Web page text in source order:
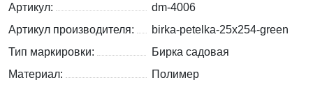
Артикул:
dm-4006
Артикул производителя:
birka-petelka-25x254-green
Тип маркировки:
Бирка садовая
Материал:
Полимер